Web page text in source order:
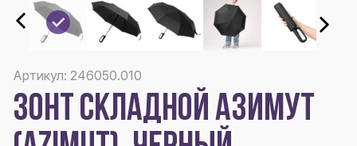
Артикул: 246050.010
ЗОНТ СКЛАДНОЙ АЗИМУТ